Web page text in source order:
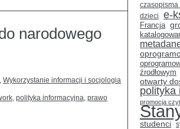
narodowego
, Wykorzystanie informacji i socjologia
, polityka informacyjna, prawo
czasopisma
dzieci e-
Francja
źrodłowym
otwarty
polityka
promocja
studenci